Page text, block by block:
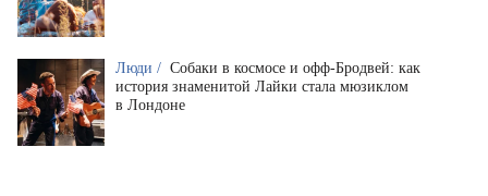
Люди / Собаки в космосе и офф-Бродвей: как
история знаменитой Лайки стала мюзиклом
в Лондоне